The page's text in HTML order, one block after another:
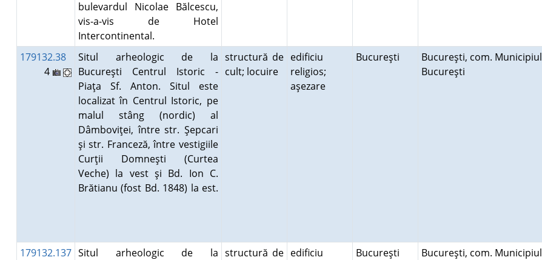
bulevardul Nicolae Bălcescu,
vis-a-vis de Hotel
Intercontinental.
179132.38
4
Situl arheologic de la
Bucureşti Centrul Istoric -
Piaţa Sf. Anton. Situl este
localizat în Centrul Istoric, pe
malul stâng (nordic) al
Dâmboviţei, între str. Şepcari
şi str. Franceză, între vestigiile
Curţii Domneşti (Curtea
Veche) la vest şi Bd. Ion C.
Brătianu (fost Bd. 1848) la est.
structură de
cult; locuire
edificiu
religios;
aşezare
Bucureşti
Bucureşti, com. Municipiul
Bucureşti
179132.137 Situl arheologic de la structură de edificiu
Bucureşti
Bucureşti, com. Municipiul